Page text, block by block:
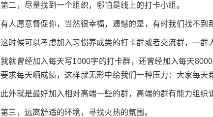
第二，尽量找到一个组织，哪怕是线上的打卡小组。
有人愿意督促你，当然很幸福，遗憾的是，有时我们找不到
这时候可以考虑加入习惯养成类的打卡群或者交流群，一群
我就曾经加入每天写1000字的打卡群，还曾经加入每天
要求每天晒成绩，这样就无形中给我们一种压力：大家每天
此外就是最好加入相对高端一些的群，高端的群有能力组织
第三，远离舒适的环境，寻找火热的氛围。